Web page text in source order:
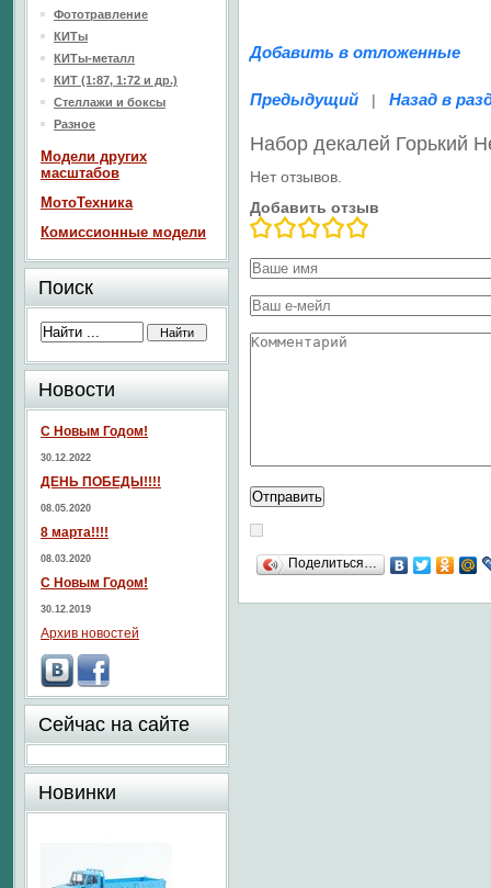
Добавить в отложенные
Предыдущий | Назад в
Набор декалей Горький
Нет отзывов.
Добавить отзыв
Поделиться…
Фототравление
КИТы
КИТы-металл
КИТ (1:87, 1:72 и др.)
Стеллажи и боксы
Разное
Модели других
масштабов
МотоТехника
Комиссионные модели
Поиск
Новости
С Новым Годом!
30.12.2022
ДЕНЬ ПОБЕДЫ!!!!
08.05.2020
8 марта!!!!
08.03.2020
С Новым Годом!
30.12.2019
Архив новостей
Сейчас на сайте
Новинки